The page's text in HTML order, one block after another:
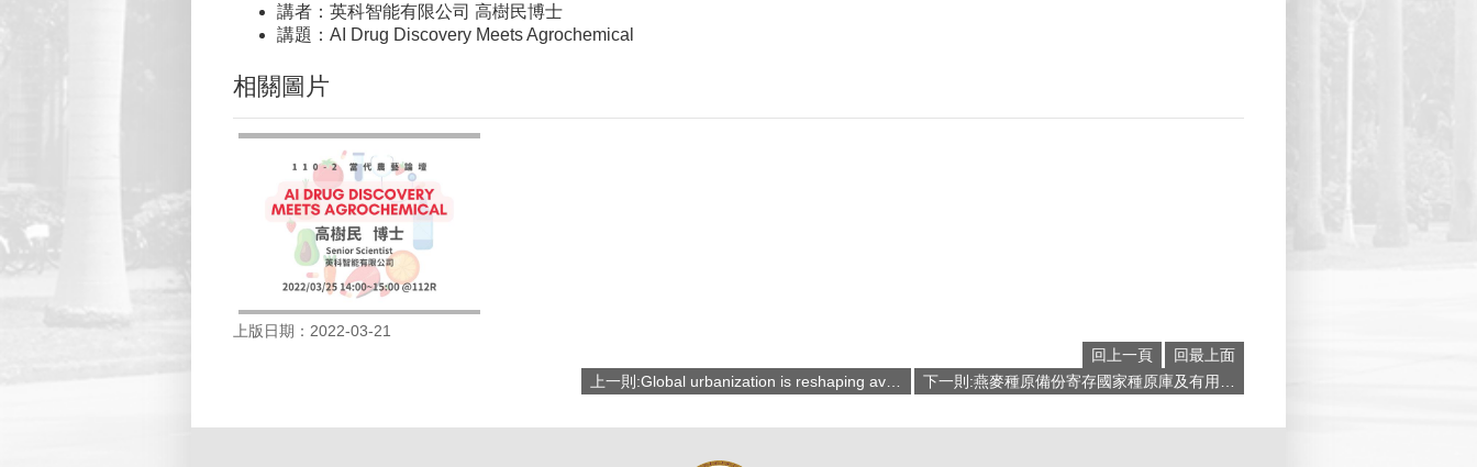
講者：英科智能有限公司 高樹民博士
講題：AI Drug Discovery Meets Agrochemical
相關圖片
上版日期：2022-03-21
回上一頁
回最上面